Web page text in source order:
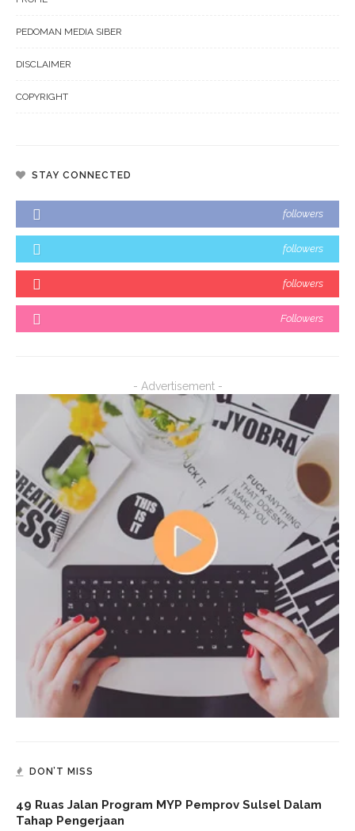
PEDOMAN MEDIA SIBER
DISCLAIMER
COPYRIGHT
STAY CONNECTED
followers
followers
followers
Followers
- Advertisement -
DON’T MISS
49 Ruas Jalan Program MYP Pemprov Sulsel Dalam
Tahap Pengerjaan